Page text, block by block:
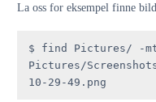
La oss for eksempel finne
$ find Pictures/ -
Pictures/
10-29-49.png